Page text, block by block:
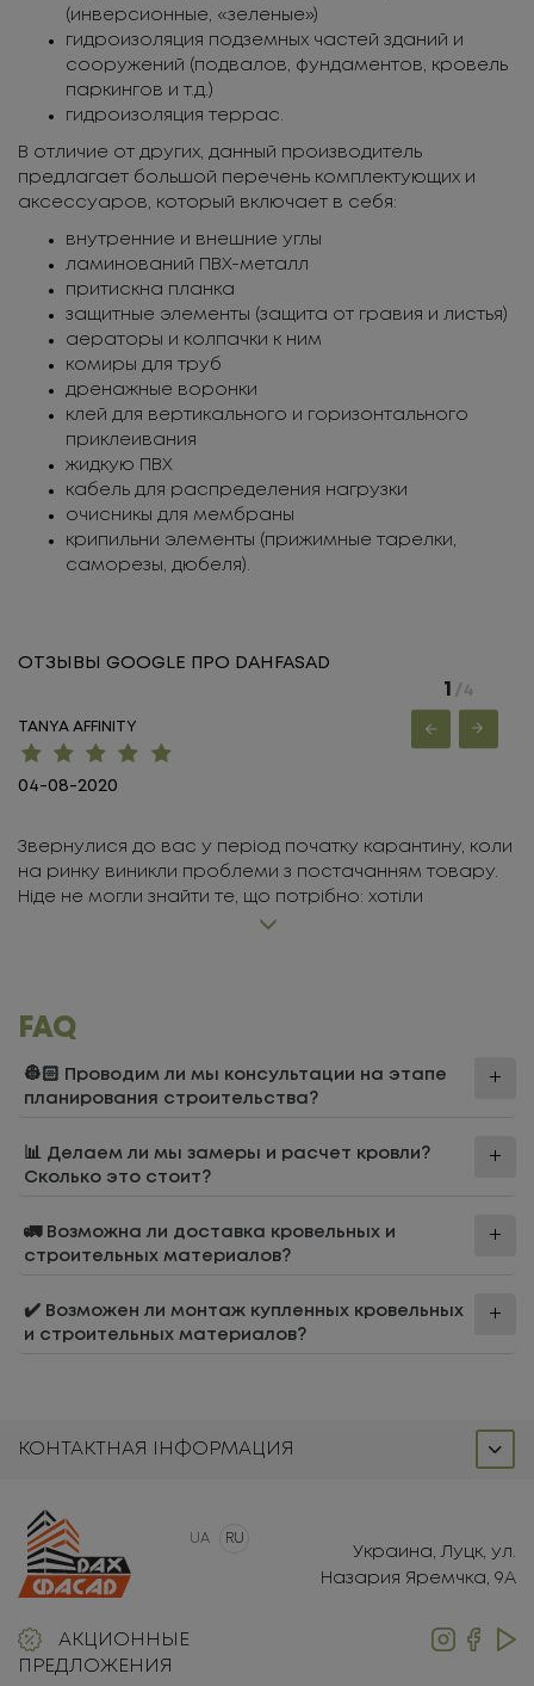
(инверсионные, «зеленые»)
гидроизоляция подземных частей зданий и
сооружений (подвалов, фундаментов, кровель
паркингов и т.д.)
гидроизоляция террас.
В отличие от других, данный производитель
предлагает большой перечень комплектующих и
аксессуаров, который включает в себя:
внутренние и внешние углы
ламинований ПВХ-металл
притискна планка
защитные элементы (защита от гравия и листья)
аераторы и колпачки к ним
комиры для труб
дренажные воронки
клей для вертикального и горизонтального
приклеивания
жидкую ПВХ
кабель для распределения нагрузки
очисникы для мембраны
крипильни элементы (прижимные тарелки,
саморезы, дюбеля).
ОТЗЫВЫ GOOGLE ПРО DAHFASAD
1 /4
TANYA AFFINITY
04-08-2020
Звернулися до вас у період початку карантину, коли
на ринку виникли проблеми з постачанням товару.
Ніде не могли знайти те, що потрібно: хотіли
металопрофіль саме "під камінь" для паркану. У вас
всіх параметрах. Залишилися задоволені товаром
рекомендувати друзям.
FAQ
👷🏻 Проводим ли мы консультации на этапе
планирования строительства?
📊 Делаем ли мы замеры и расчет кровли?
Сколько это стоит?
🚛 Возможна ли доставка кровельных и
строительных материалов?
✔️ Возможен ли монтаж купленных кровельных
и строительных материалов?
КОНТАКТНАЯ ІНФОРМАЦИЯ
UA RU
Украина, Луцк, ул.
Назария Яремчка, 9А
АКЦИОННЫЕ
ПРЕДЛОЖЕНИЯ